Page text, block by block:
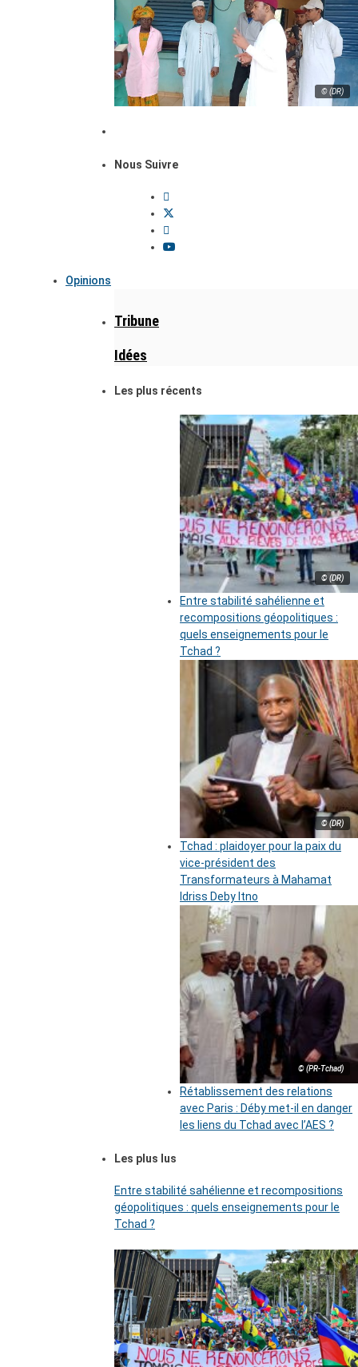
© (DR)
Nous Suivre
Opinions
Tribune
Idées
Les plus récents
© (DR)
Entre stabilité sahélienne et
recompositions géopolitiques :
quels enseignements pour le
Tchad ?
© (DR)
Tchad : plaidoyer pour la paix du
vice-président des
Transformateurs à Mahamat
Idriss Deby Itno
© (PR-Tchad)
Rétablissement des relations
avec Paris : Déby met-il en danger
les liens du Tchad avec l’AES ?
Les plus lus
Entre stabilité sahélienne et recompositions
géopolitiques : quels enseignements pour le
Tchad ?